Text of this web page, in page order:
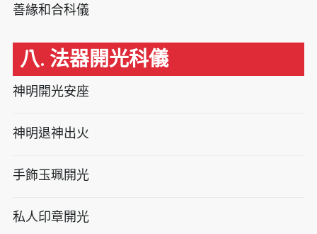
善緣和合科儀
八. 法器開光科儀
神明開光安座
神明退神出火
手飾玉珮開光
私人印章開光